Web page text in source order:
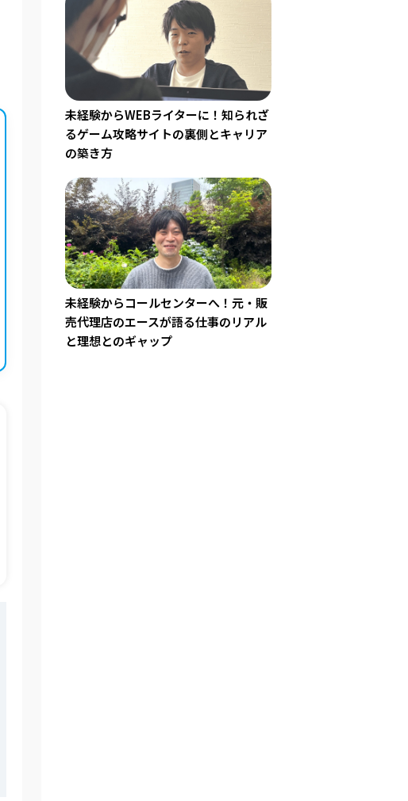
未経験からWEBライターに！知られざ
るゲーム攻略サイトの裏側とキャリア
の築き方
未経験からコールセンターへ！元・販
売代理店のエースが語る仕事のリアル
と理想とのギャップ